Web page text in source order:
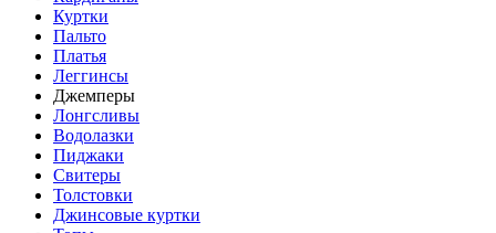
Куртки
Пальто
Платья
Леггинсы
Джемперы
Лонгсливы
Водолазки
Пиджаки
Свитеры
Толстовки
Джинсовые куртки